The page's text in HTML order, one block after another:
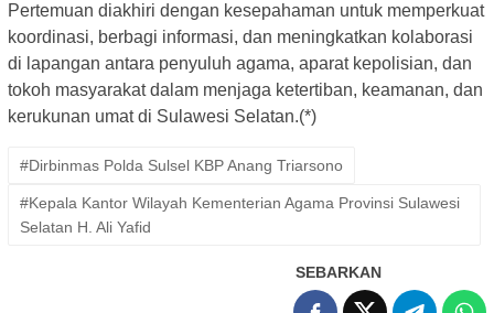
Pertemuan diakhiri dengan kesepahaman untuk memperkuat
koordinasi, berbagi informasi, dan meningkatkan kolaborasi
di lapangan antara penyuluh agama, aparat kepolisian, dan
tokoh masyarakat dalam menjaga ketertiban, keamanan, dan
kerukunan umat di Sulawesi Selatan.(*)
#Dirbinmas Polda Sulsel KBP Anang Triarsono
#Kepala Kantor Wilayah Kementerian Agama Provinsi Sulawesi
Selatan H. Ali Yafid
SEBARKAN